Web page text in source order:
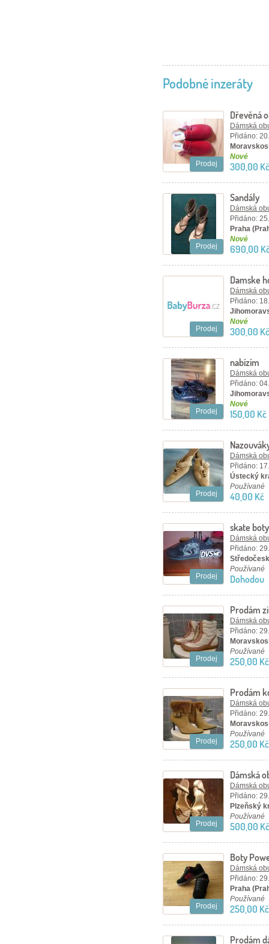
Podobné inzeráty
Prodej
Dřevěná
Dámská
Přidáno:
Nové
300,00
Prodej
Sandály
Dámská
Přidáno:
Praha
Nové
690,00
Prodej
Damske
Dámská
Přidáno:
Nové
300,00 Kč
Prodej
nabízím
Dámská
Přidáno:
Nové
150,00 Kč
Prodej
Dámská
Přidáno:
Ústecký
Používané
40,00 Kč
Prodej
skate
Dámská
Přidáno:
Používané
Dohodou
Prodej
Prodám
Dámská
Přidáno:
Používané
250,00 Kč
Prodej
Prodám
Dámská
Přidáno:
Používané
250,00 Kč
Prodej
Dámská
Dámská
Přidáno:
Plzeňský
Používané
500,00 Kč
Prodej
Boty
Dámská
Přidáno:
Praha
Používané
250,00 Kč
Prodám